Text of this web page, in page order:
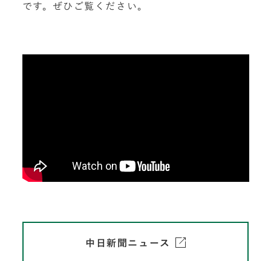
です。ぜひご覧ください。
中日新聞ニュース